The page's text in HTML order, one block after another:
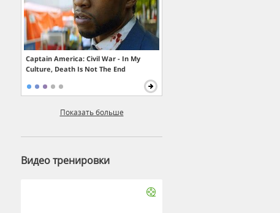
Captain America: Civil War - In My
Culture, Death Is Not The End
Показать больше
Видео тренировки